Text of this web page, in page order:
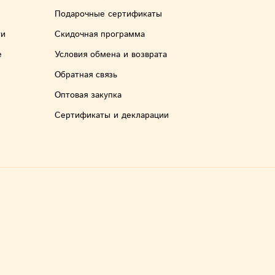
-
-
Подарочные сертификаты
Скидочная программа
Условия обмена и возврата
Обратная связь
Оптовая закупка
Сертификаты и декларации